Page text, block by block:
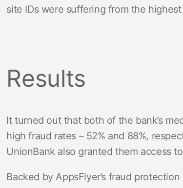
site IDs were suffering from the
Results
It turned out that both of the bank’s
high fraud rates – 52% and 88%,
UnionBank also granted them access
Backed by AppsFlyer’s fraud